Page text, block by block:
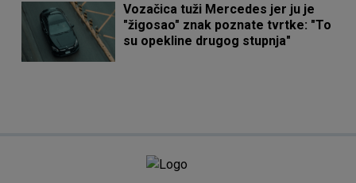
Vozačica tuži Mercedes jer ju je
"žigosao" znak poznate tvrtke: "To
su opekline drugog stupnja"